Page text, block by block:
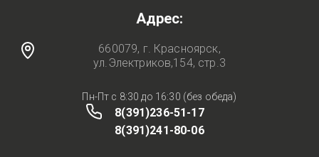
Адрес:
660079, г. Красноярск,
ул.Электриков,154, стр.3
Пн-Пт с 8:30 до 16:30 (без обеда)
8(391)236-51-17
8(391)241-80-06